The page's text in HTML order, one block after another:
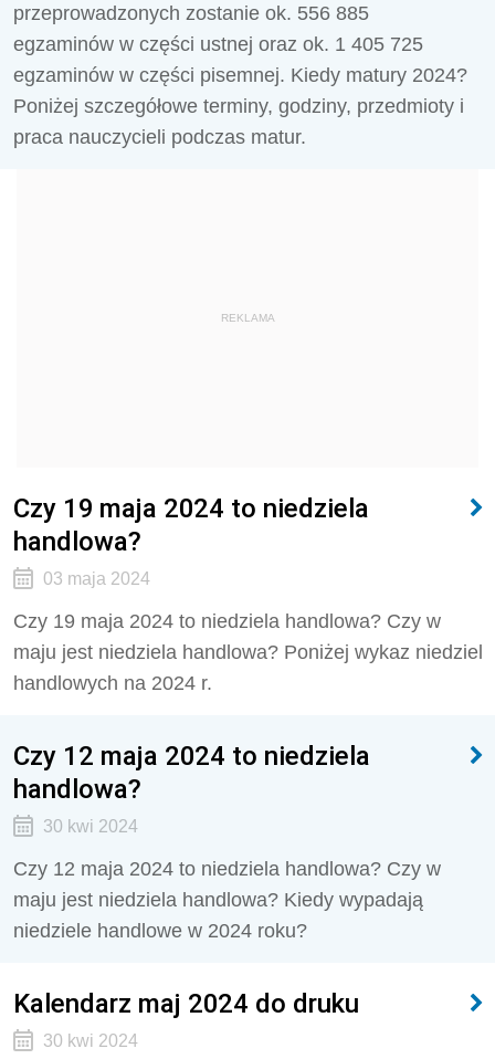
przeprowadzonych zostanie ok. 556 885
egzaminów w części ustnej oraz ok. 1 405 725
egzaminów w części pisemnej. Kiedy matury 2024?
Poniżej szczegółowe terminy, godziny, przedmioty i
praca nauczycieli podczas matur.
REKLAMA
Czy 19 maja 2024 to niedziela
handlowa?
03 maja 2024
Czy 19 maja 2024 to niedziela handlowa? Czy w
maju jest niedziela handlowa? Poniżej wykaz niedziel
handlowych na 2024 r.
Czy 12 maja 2024 to niedziela
handlowa?
30 kwi 2024
Czy 12 maja 2024 to niedziela handlowa? Czy w
maju jest niedziela handlowa? Kiedy wypadają
niedziele handlowe w 2024 roku?
Kalendarz maj 2024 do druku
30 kwi 2024